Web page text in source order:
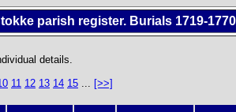
parish register. Burials 1719-
details.
11 12 13 14 15 ... [>>]